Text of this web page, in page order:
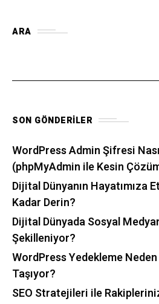
ARA
SON GÖNDERILER
WordPress Admin Şifresi
(phpMyAdmin ile Kesin
Dijital Dünyanın Hayatımıza
Kadar Derin?
Dijital Dünyada Sosyal
Şekilleniyor?
WordPress Yedekleme
Taşıyor?
SEO Stratejileri ile